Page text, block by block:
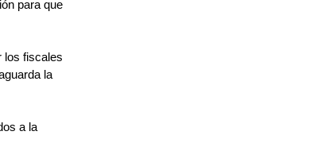
para que
los fiscales
la
a la